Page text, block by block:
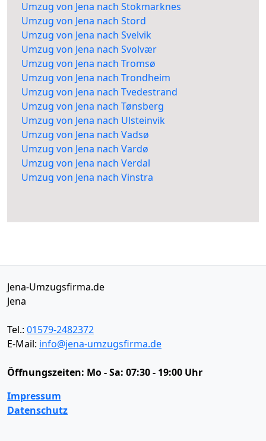
Umzug von Jena nach Stokmarknes
Umzug von Jena nach Stord
Umzug von Jena nach Svelvik
Umzug von Jena nach Svolvær
Umzug von Jena nach Tromsø
Umzug von Jena nach Trondheim
Umzug von Jena nach Tvedestrand
Umzug von Jena nach Tønsberg
Umzug von Jena nach Ulsteinvik
Umzug von Jena nach Vadsø
Umzug von Jena nach Vardø
Umzug von Jena nach Verdal
Umzug von Jena nach Vinstra
Jena-Umzugsfirma.de
Jena
Tel.: 01579-2482372
E-Mail: info@jena-umzugsfirma.de
Öffnungszeiten: Mo - Sa: 07:30 - 19:00 Uhr
Impressum
Datenschutz